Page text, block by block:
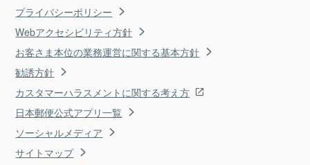
プライバシーポリシー
Webアクセシビリティ方針
お客さま本位の業務運営に関する基本方針
勧誘方針
カスタマーハラスメントに関する考え方
日本郵便公式アプリ一覧
ソーシャルメディア
サイトマップ